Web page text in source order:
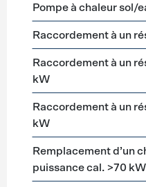
Pompe à chaleur sol/
Raccordement à un
Raccordement à un
kW
Raccordement à un
kW
Remplacement d’un
puissance cal. >70 kW